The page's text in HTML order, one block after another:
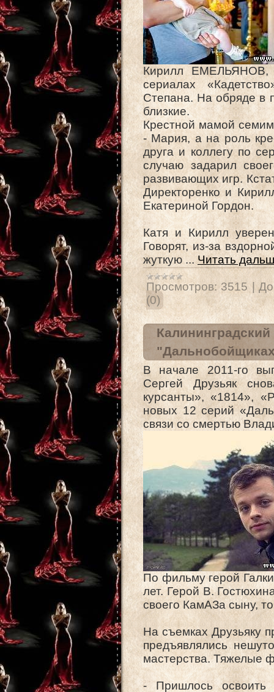
Кирилл ЕМЕЛЬЯНОВ,
сериалах
Степана. На обряде в
близкие.
Крестной мамой
- Мария, а на роль
друга и коллегу по
случаю задарил
развивающих игр.
Директоренко и
Екатериной Гордон.
Катя и Кирилл
Говорят, из-за
жуткую ... Читать
Просмотров: 3515 |
(0)
В начале 2011-го
Сергей Друзьяк
курсанты», «1814»,
новых 12 серий
связи со смертью
По фильму герой
лет. Герой В.
своего КамАЗа сыну,
На съемках Друзьяку
предъявлялись
мастерства. Тяжелые
- Пришлось освоить